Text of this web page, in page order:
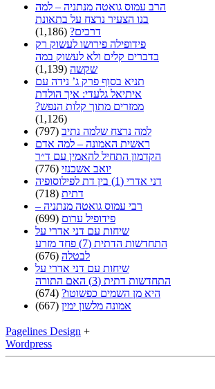
הרב עמוס גואטה מנתניה – למה
בנו הצעיר נרצח על בתאונת
דרכים? (1,186)
פידופילה פירושו לעשוק רק
בדברים קלים ולא לעשוק במה
שקשה (1,139)
תניא בסוף פרק ג’ נידה עם
איתיאל גלעדי: איך הולדת
ממזרים מתוך קלות הנפש?
(1,126)
למה נרצח שלמה נתיב (797)
ראשית האמונה – למה אדם
הקדמון התחיל להאמין עם ד״ר
יואב אשכנזי (776)
דני אדרי (1) בין דת לפילוסופיה
דתית (718)
רבי עמוס גואטה מנתניה –
פידופיל ערום (699)
שיחות עם דני אדרי על
התחדשות הדתית (7) פחד מזרע
לבטלה (676)
שיחות עם דני אדרי על
התחדשות דתית (3) האם התורה
היא מן השמים כפשוטו? (674)
אמונה מלשון ימין (667)
Pagelines Design +
Wordpress